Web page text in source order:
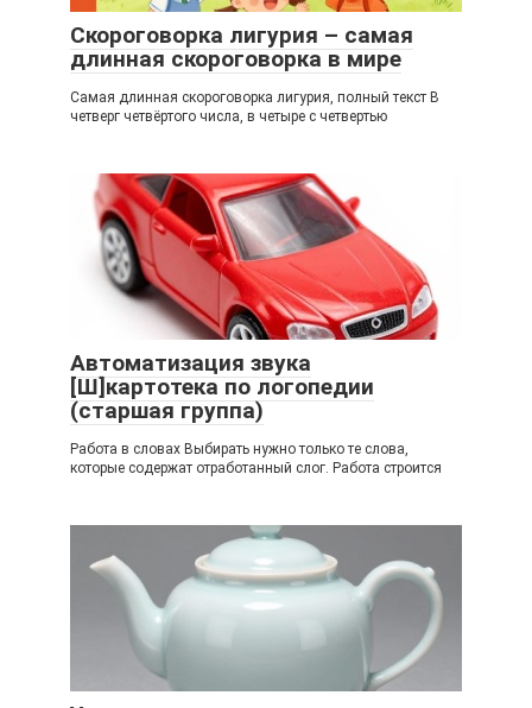
Скороговорка лигурия – самая
длинная скороговорка в мире
Самая длинная скороговорка лигурия, полный текст В
четверг четвёртого числа, в четыре с четвертью
Автоматизация звука
[Ш]картотека по логопедии
(старшая группа)
Работа в словах Выбирать нужно только те слова,
которые содержат отработанный слог. Работа строится